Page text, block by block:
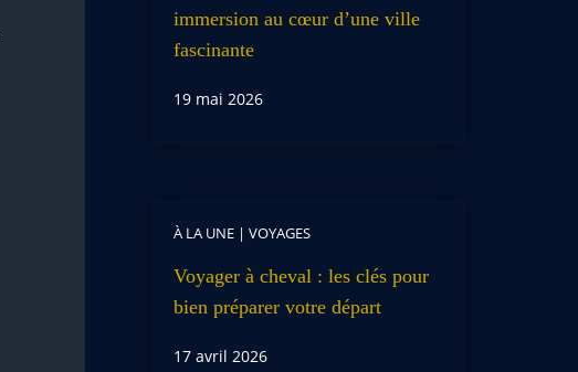
immersion au cœur d’une ville
fascinante
19 mai 2026
À LA UNE| VOYAGES
Voyager à cheval : les clés pour
bien préparer votre départ
17 avril 2026